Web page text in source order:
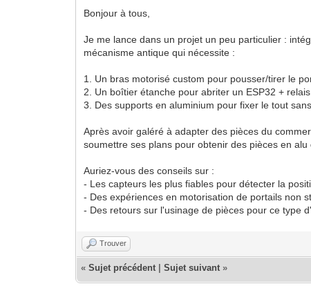
Bonjour à tous,
Je me lance dans un projet un peu particulier :
mécanisme antique qui nécessite :
1. Un bras motorisé custom pour pousser/tirer le
2. Un boîtier étanche pour abriter un ESP32 +
3. Des supports en aluminium pour fixer le tout
Après avoir galéré à adapter des pièces du
soumettre ses plans pour obtenir des pièces en
Auriez-vous des conseils sur :
- Les capteurs les plus fiables pour détecter la
- Des expériences en motorisation de portails non
- Des retours sur l'usinage de pièces pour ce type
Trouver
«Sujet précédent |Sujet suivant »